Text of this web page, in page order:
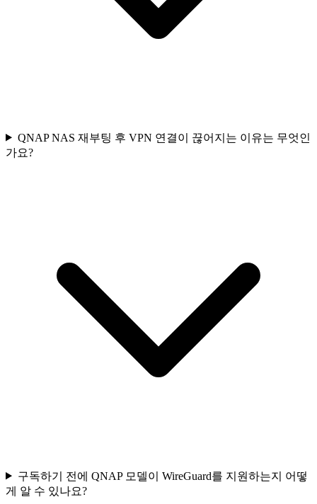
QNAP NAS 재부팅 후 VPN 연결이 끊어지는 이유는 무엇인
가요?
구독하기 전에 QNAP 모델이 WireGuard를 지원하는지 어떻
게 알 수 있나요?